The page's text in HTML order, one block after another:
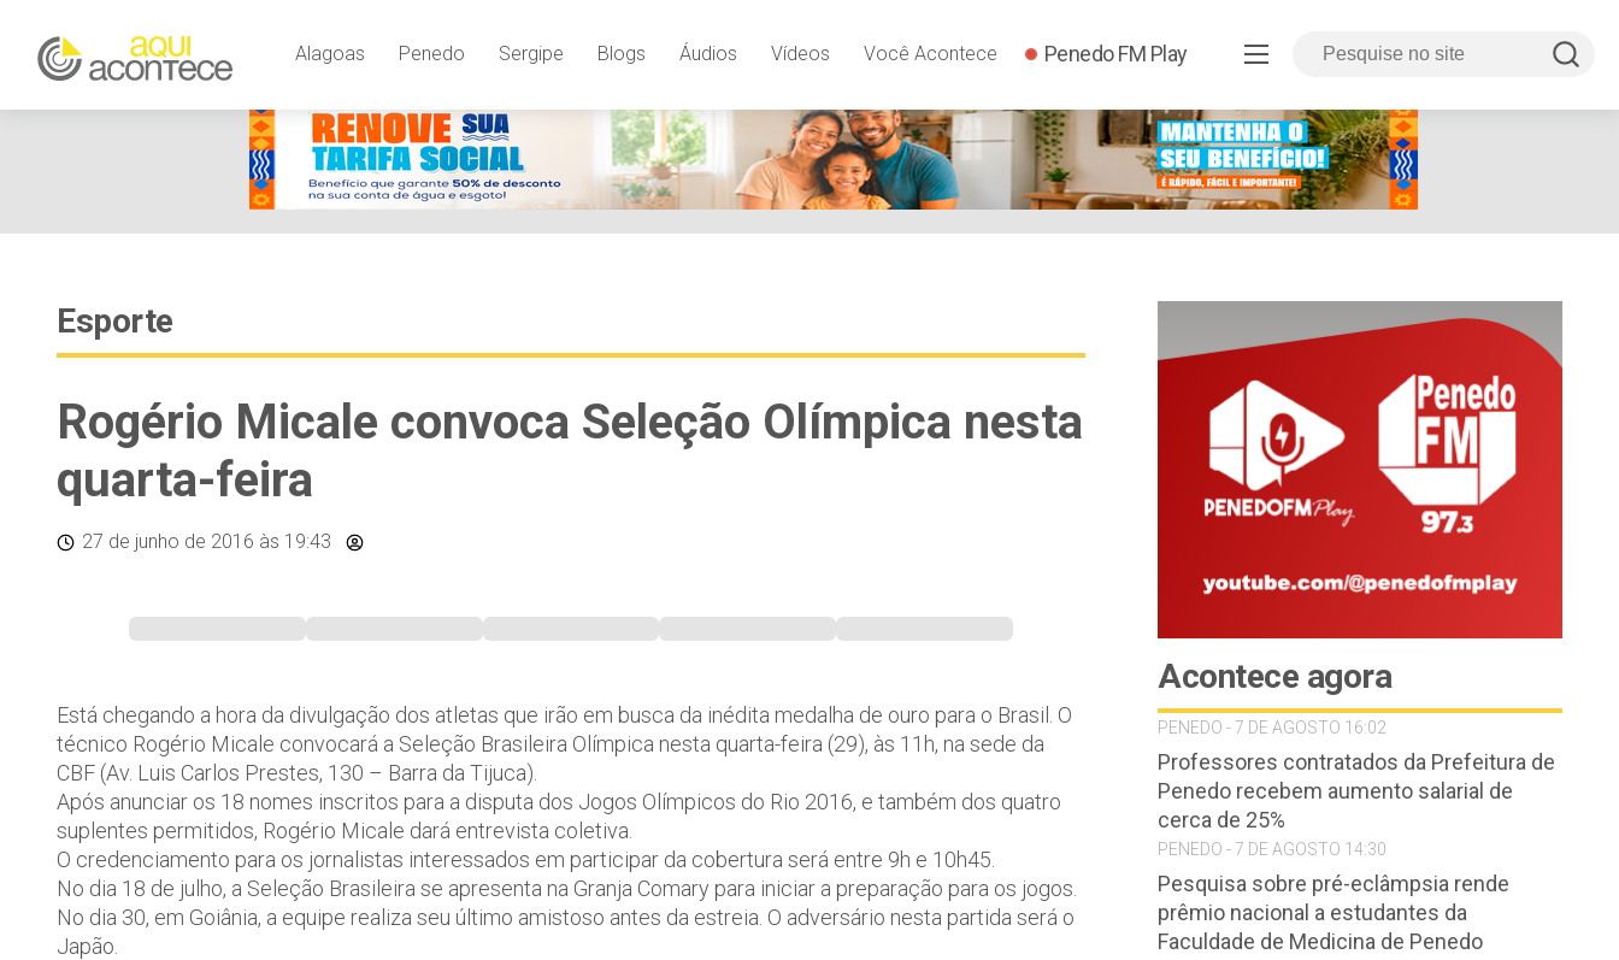
Alagoas Penedo Sergipe Blogs Áudios Vídeos Você Acontece Penedo FM Play
Esporte
Rogério Micale convoca Seleção Olímpica nesta
quarta-feira
27 de junho de 2016 às 19:43
Está chegando a hora da divulgação dos atletas que irão em busca da inédita medalha de ouro para o Brasil. O
técnico Rogério Micale convocará a Seleção Brasileira Olímpica nesta quarta-feira (29), às 11h, na sede da
CBF (Av. Luis Carlos Prestes, 130 – Barra da Tijuca).
Após anunciar os 18 nomes inscritos para a disputa dos Jogos Olímpicos do Rio 2016, e também dos quatro
suplentes permitidos, Rogério Micale dará entrevista coletiva.
O credenciamento para os jornalistas interessados em participar da cobertura será entre 9h e 10h45.
No dia 18 de julho, a Seleção Brasileira se apresenta na Granja Comary para iniciar a preparação para os jogos.
No dia 30, em Goiânia, a equipe realiza seu último amistoso antes da estreia. O adversário nesta partida será o
Japão.
Acontece agora
PENEDO - 7 DE AGOSTO 16:02
Professores contratados da Prefeitura de
Penedo recebem aumento salarial de
cerca de 25%
PENEDO - 7 DE AGOSTO 14:30
Pesquisa sobre pré-eclâmpsia rende
prêmio nacional a estudantes da
Faculdade de Medicina de Penedo